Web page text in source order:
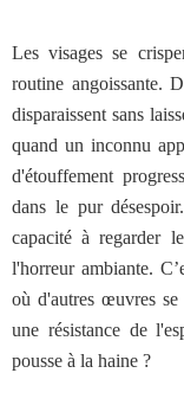
Les visages se
routine angoissante.
disparaissent sans
quand un inconnu
d'étouffement
dans le pur
capacité à regarder
l'horreur ambiante.
où d'autres œuvres
une résistance de
pousse à la haine ?